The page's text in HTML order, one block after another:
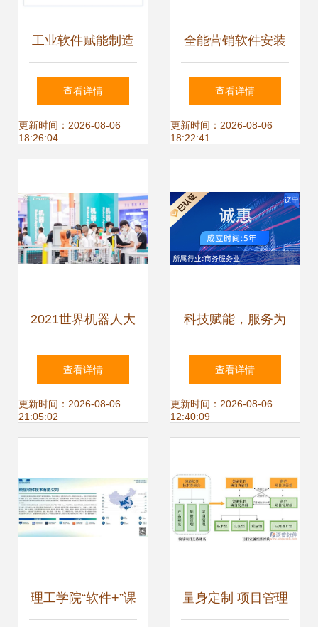
工业软件赋能制造
业数字化转型 技术
研发与技术推广服
查看详情
更新时间：2026-08-06
18:26:04
全能营销软件安装
教程与技术支持详
解
查看详情
更新时间：2026-08-06
18:22:41
2021世界机器人大
赛锦标赛盛大开幕
驱动机器人技术研
查看详情
更新时间：2026-08-06
21:05:02
科技赋能，服务为
本——抚顺诚惠网
络科技的研发与推
查看详情
更新时间：2026-08-06
12:40:09
理工学院“软件+”课 量身定制 项目管理